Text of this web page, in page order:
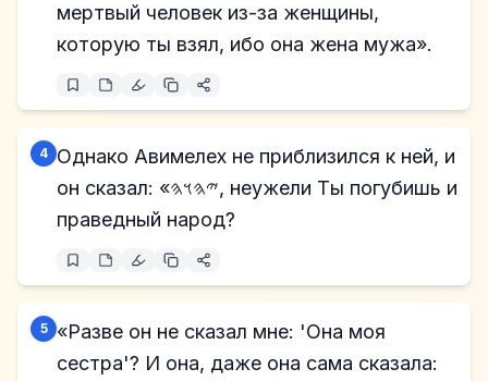
мертвый человек из-за женщины,
которую ты взял, ибо она жена мужа».
4 Однако Авимелех не приблизился к ней, и
он сказал: «𐤉𐤄𐤅𐤄, неужели Ты погубишь и
праведный народ?
5
«Разве он не сказал мне: 'Она моя
сестра'? И она, даже она сама сказала: